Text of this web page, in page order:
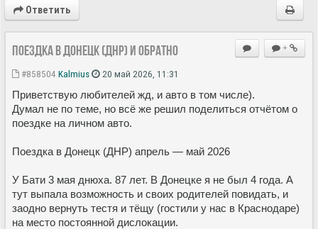
Ответить
+
Поездка в Донецк (ДНР) и обратно
#858504 Kalmius 20 май 2026, 11:31
Приветствую любителей жд, и авто в том числе).
Думал не по теме, но всё же решил поделиться отчётом о
поездке на личном авто.
Поездка в Донецк (ДНР) апрель — май 2026
У Бати 3 мая днюха. 87 лет. В Донецке я не был 4 года. А
тут выпала возможность и своих родителей повидать, и
заодно вернуть тестя и тёщу (гостили у нас в Краснодаре)
на место постоянной дислокации.